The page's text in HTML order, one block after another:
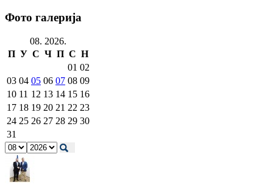
Фото галерија
08. 2026.
П У С Ч П С Н
01 02
03 04 05 06 07 08 09
10 11 12 13 14 15 16
17 18 19 20 21 22 23
24 25 26 27 28 29 30
31